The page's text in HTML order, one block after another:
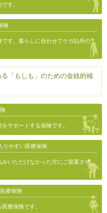
す。
険
す。暮らしに合わせてケガ以外の
「もしも」のための金銭的補
サポートする保険です。
りやすい医療保険
いただけなかった方にご提案させ
療保険
療保険です。